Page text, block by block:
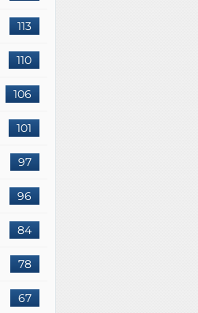
113
110
106
101
97
96
84
78
67